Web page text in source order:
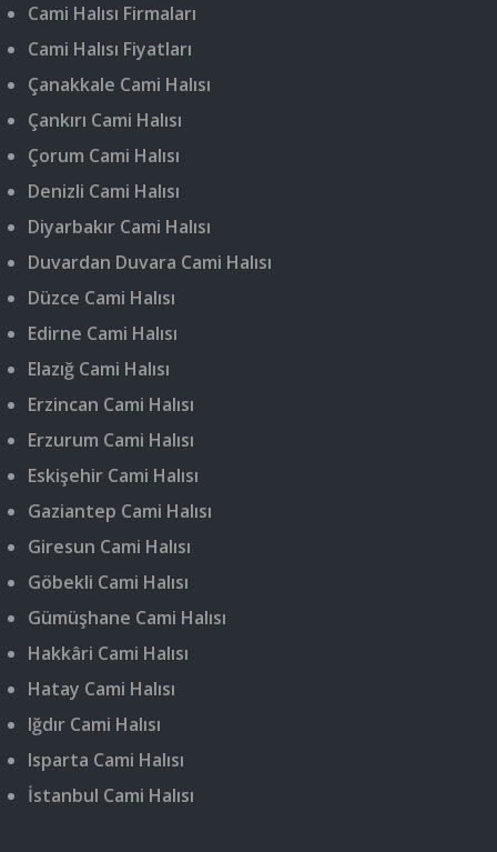
Cami Halısı Firmaları
Cami Halısı Fiyatları
Çanakkale Cami Halısı
Çankırı Cami Halısı
Çorum Cami Halısı
Denizli Cami Halısı
Diyarbakır Cami Halısı
Duvardan Duvara Cami Halısı
Düzce Cami Halısı
Edirne Cami Halısı
Elazığ Cami Halısı
Erzincan Cami Halısı
Erzurum Cami Halısı
Eskişehir Cami Halısı
Gaziantep Cami Halısı
Giresun Cami Halısı
Göbekli Cami Halısı
Gümüşhane Cami Halısı
Hakkâri Cami Halısı
Hatay Cami Halısı
Iğdır Cami Halısı
Isparta Cami Halısı
İstanbul Cami Halısı